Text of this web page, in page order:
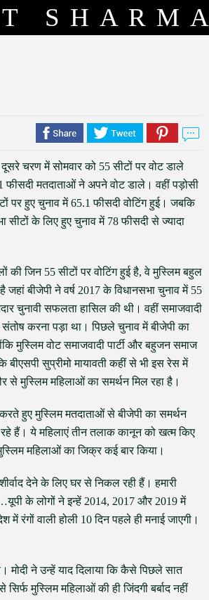
SHARMA
चरण में सोमवार को 55 सीटों पर वोट डाले
मतदाताओं ने अपने वोट डाले। वहीं पड़ोसी
पर हुए चुनाव में 65.1 फीसदी वोटिंग हुई। जबकि
सीटों के लिए हुए चुनाव में 78 फीसदी से ज्यादा
की जिन 55 सीटों पर वोटिंग हुई है, वे मुस्लिम बहुल
जहां बीजेपी ने वर्ष 2017 के विधानसभा चुनाव में 55
चुनावी सफलता हासिल की थी। वहीं समाजवादी
संतोष करना पड़ा था। पिछले चुनाव में बीजेपी का
मुस्लिम वोट समाजवादी पार्टी और बहुजन समाज
बीएसपी सुप्रीमो मायावती कहीं से भी इस रेस में
से मुस्लिम महिलाओं का समर्थन मिल रहा है।
हुए मुस्लिम मतदाताओं से बीजेपी का समर्थन
हैं। ये महिलाएं तीन तलाक कानून को खत्म किए
महिलाओं का जिक्र कई बार किया।
देने के लिए घर से निकल रही हैं। हमारी
के लोगों ने इन्हें 2014, 2017 और 2019 में
में रंगों वाली होली 10 दिन पहले ही मनाई जाएगी।
मोदी ने उन्हें याद दिलाया कि कैसे पिछले सात
मुस्लिम महिलाओं की ही जिंदगी बर्बाद नहीं